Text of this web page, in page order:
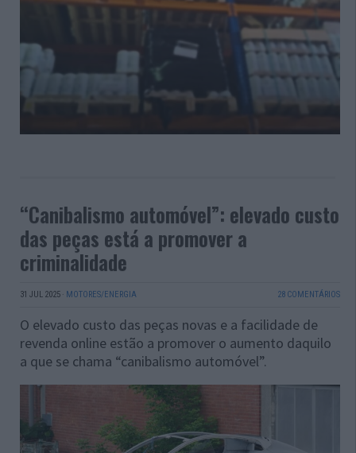
“Canibalismo automóvel”: elevado custo
das peças está a promover a
criminalidade
31 JUL 2025 · MOTORES/ENERGIA 28 COMENTÁRIOS
O elevado custo das peças novas e a facilidade de
revenda online estão a promover o aumento daquilo
a que se chama “canibalismo automóvel”.